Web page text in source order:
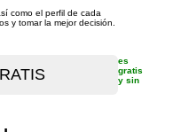
como el perfil de cada
y tomar la mejor decisión.
es
gratis
y sin